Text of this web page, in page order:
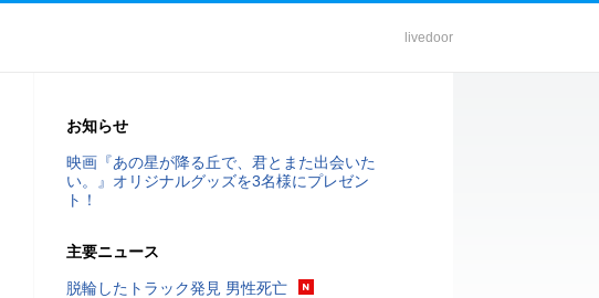
livedoor
お知らせ
映画『あの星が降る丘で、君とまた出会いた
い。』オリジナルグッズを3名様にプレゼン
ト！
主要ニュース
脱輪したトラック発見 男性死亡